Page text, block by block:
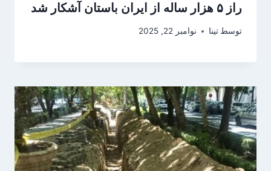
راز ۵ هزار ساله از ایران باستان آشکار شد
توسط تینا نوامبر 22, 2025